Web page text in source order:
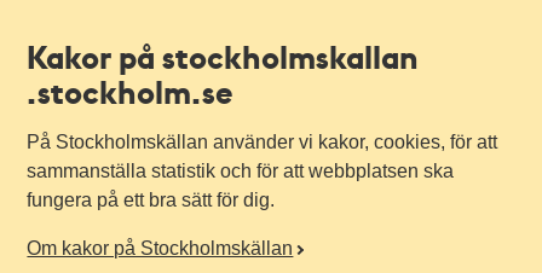
Kakor på stockholmskallan
.stockholm.se
På Stockholmskällan använder vi kakor, cookies, för att
sammanställa statistik och för att webbplatsen ska
fungera på ett bra sätt för dig.
Om kakor på Stockholmskällan